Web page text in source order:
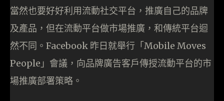
當然也要好好利用流動社交平台，推廣自己的品牌
及產品，但在流動平台做市場推廣，和傳統平台迴
然不同。Facebook 昨日就舉行「Mobile Moves
People」會議，向品牌廣告客戶傳授流動平台的市
場推廣部署策略。